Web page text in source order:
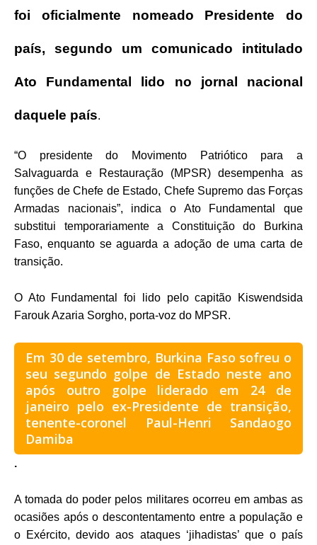
foi oficialmente nomeado Presidente do
país, segundo um comunicado intitulado
Ato Fundamental lido no jornal nacional
daquele país.
“O presidente do Movimento Patriótico para a
Salvaguarda e Restauração (MPSR) desempenha as
funções de Chefe de Estado, Chefe Supremo das Forças
Armadas nacionais”, indica o Ato Fundamental que
substitui temporariamente a Constituição do Burkina
Faso, enquanto se aguarda a adoção de uma carta de
transição.
O Ato Fundamental foi lido pelo capitão Kiswendsida
Farouk Azaria Sorgho, porta-voz do MPSR.
Em 30 de setembro, Burkina Faso sofreu o
seu segundo golpe de Estado neste ano
após outro golpe liderado em 24 de
janeiro pelo ex-Presidente de transição,
tenente-coronel Paul-Henri Sandaogo
Damiba
.
A tomada do poder pelos militares ocorreu em ambas as
ocasiões após o descontentamento entre a população e
o Exército, devido aos ataques ‘jihadistas’ que o país